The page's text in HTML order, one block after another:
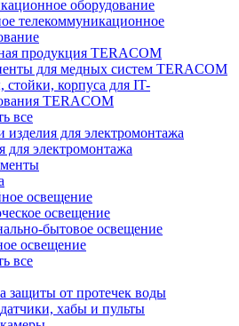
оборудование
телекоммуникационное
продукция TERACOM
для медных систем TERACOM
корпуса для IT-
TERACOM
все
изделия для электромонтажа
для электромонтажа
освещение
освещение
бытовое освещение
освещение
все
защиты от протечек воды
хабы и пульты